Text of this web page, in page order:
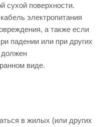
сухой поверхности.
электропитания
а также если
падении или при других
должен
виде.
в жилых (или других